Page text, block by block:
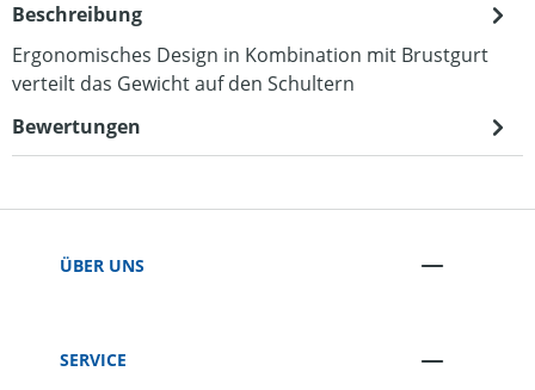
Beschreibung
Ergonomisches Design in Kombination mit Brustgurt
verteilt das Gewicht auf den Schultern
Bewertungen
ÜBER UNS
SERVICE